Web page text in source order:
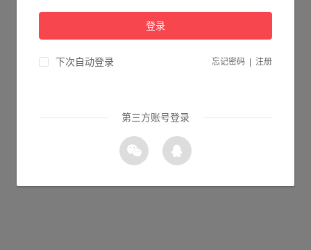
登录
下次自动登录 忘记密码 注册
第三方账号登录